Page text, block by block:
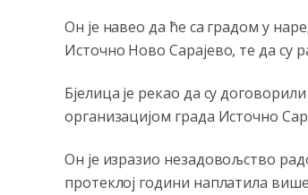
Он је навео да ће са градом у
Источно Ново Сарајево, те да су
Бјелица је рекао да су
организацијом града Источно
Он је изразио незадовољство
протеклој години наплатила